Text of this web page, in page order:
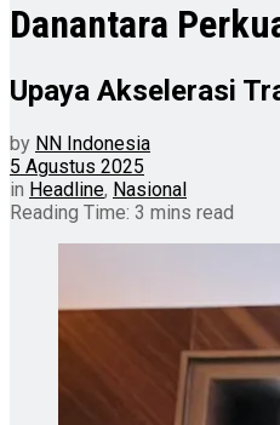
Danantara
Upaya Akselerasi
by NN Indonesia
5 Agustus 2025
in Headline, Nasional
Reading Time: 3 mins read